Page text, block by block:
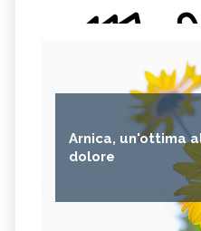
Arnica, un'ottima
dolore